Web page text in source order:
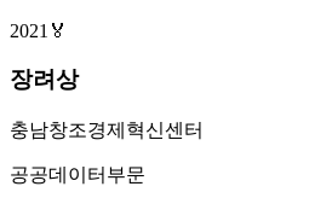
2021 🏅
장려상
충남창조경제혁신센터
공공데이터부문